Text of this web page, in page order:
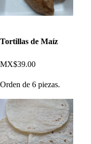
Tortillas de Maíz
MX$39.00
Orden de 6 piezas.